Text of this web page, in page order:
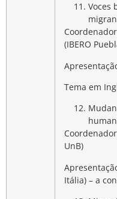
Voces
(IBERO
Tema em
UnB)
Itália) – a